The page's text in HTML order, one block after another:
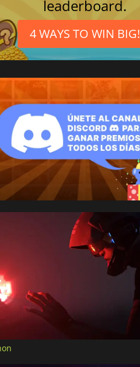
leaderboard.
4 WAYS TO WIN BIG!